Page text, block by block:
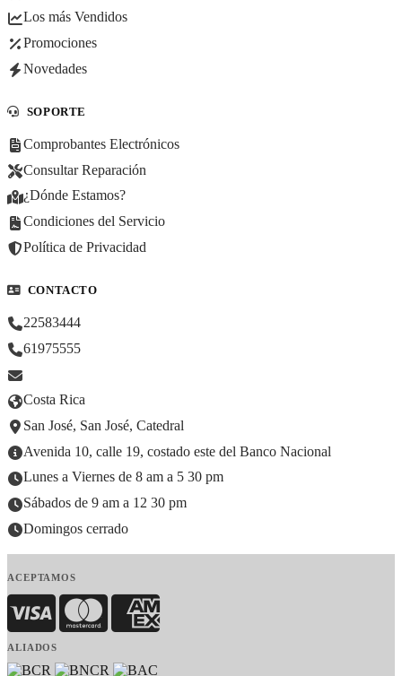
Los más Vendidos
Promociones
Novedades
SOPORTE
Comprobantes Electrónicos
Consultar Reparación
¿Dónde Estamos?
Condiciones del Servicio
Política de Privacidad
CONTACTO
22583444
61975555
Costa Rica
San José, San José, Catedral
Avenida 10, calle 19, costado este del Banco Nacional
Lunes a Viernes de 8 am a 5 30 pm
Sábados de 9 am a 12 30 pm
Domingos cerrado
ACEPTAMOS
Visa MasterCardAmerican Express
ALIADOS